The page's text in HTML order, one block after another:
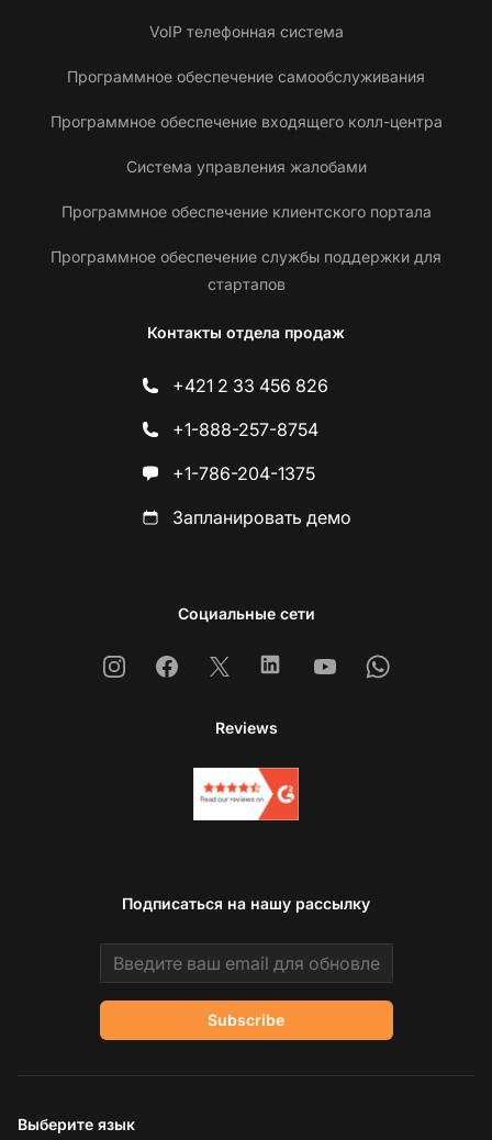
VoIP телефонная система
Программное обеспечение самообслуживания
Программное обеспечение входящего колл-центра
Система управления жалобами
Программное обеспечение клиентского портала
Программное обеспечение службы поддержки для
стартапов
Контакты отдела продаж
+421 2 33 456 826
+1-888-257-8754
+1-786-204-1375
Запланировать демо
Социальные сети
InstagramFacebook
X LinkedinYoutubeWhatsapp
Reviews
Подписаться на нашу рассылку
Email address
Subscribe
Выберите язык